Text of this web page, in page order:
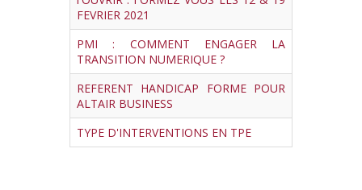
FEVRIER 2021
PMI : COMMENT ENGAGER LA
TRANSITION NUMERIQUE ?
REFERENT HANDICAP FORME POUR
ALTAIR BUSINESS
TYPE D'INTERVENTIONS EN TPE